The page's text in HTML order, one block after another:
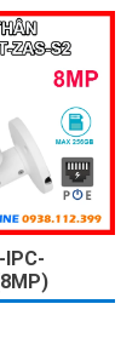
khả năng
chống
IPC-